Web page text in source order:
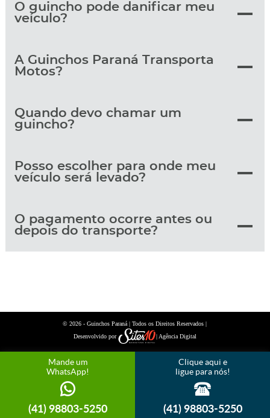
O guincho pode danificar meu
veículo?
A Guinchos Paraná Transporta
Motos?
Quando devo chamar um
guincho?
Posso escolher para onde meu
veículo será levado?
O pagamento ocorre antes ou
depois do transporte?
© 2026 -Guinchos Paraná | Todos os Direitos Reservados |
Desenvolvido por
| Agência Digital
Mande um
WhatsApp!
(41) 98803-5250
Clique aqui e
ligue para nós!
(41) 98803-5250